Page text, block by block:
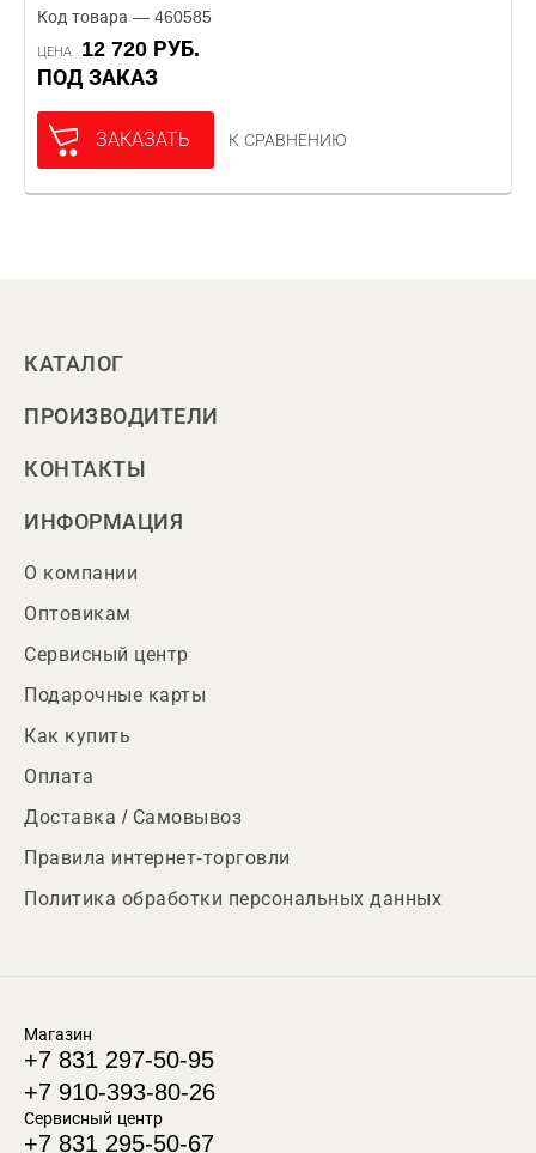
Код товара — 460585
ЦЕНА
12 720 РУБ.
ПОД ЗАКАЗ
ЗАКАЗАТЬ К СРАВНЕНИЮ
КАТАЛОГ
ПРОИЗВОДИТЕЛИ
КОНТАКТЫ
ИНФОРМАЦИЯ
О компании
Оптовикам
Сервисный центр
Подарочные карты
Как купить
Оплата
Доставка / Самовывоз
Правила интернет-торговли
Политика обработки персональных данных
Магазин
+7 831 297-50-95
+7 910-393-80-26
Сервисный центр
+7 831 295-50-67